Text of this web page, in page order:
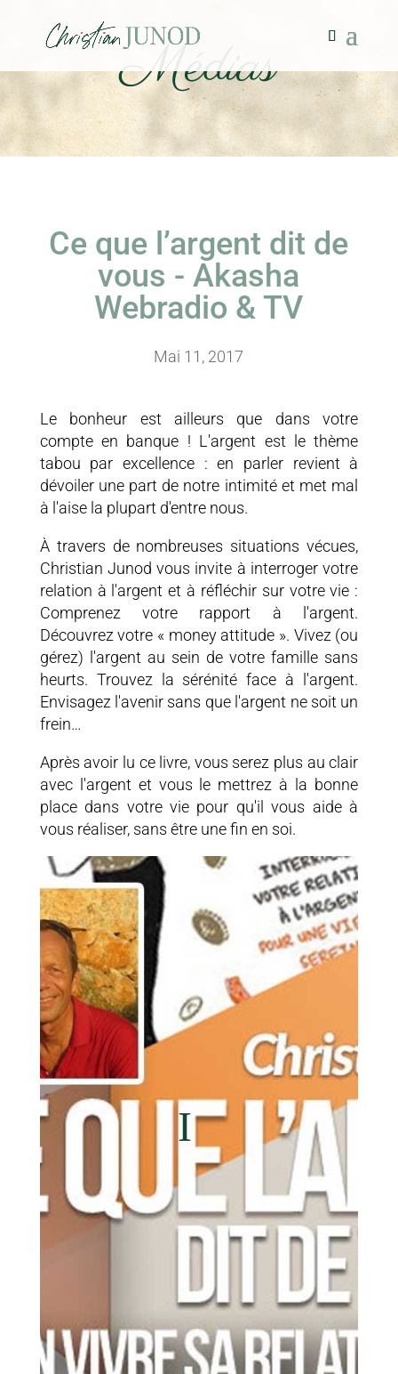
Médias
Ce que l’argent dit de
vous - Akasha
Webradio & TV
Mai 11, 2017
Le bonheur est ailleurs que dans votre
compte en banque ! L'argent est le thème
tabou par excellence : en parler revient à
dévoiler une part de notre intimité et met mal
à l'aise la plupart d'entre nous.
À travers de nombreuses situations vécues,
Christian Junod vous invite à interroger votre
relation à l'argent et à réfléchir sur votre vie :
Comprenez votre rapport à l'argent.
Découvrez votre « money attitude ». Vivez (ou
gérez) l'argent au sein de votre famille sans
heurts. Trouvez la sérénité face à l'argent.
Envisagez l'avenir sans que l'argent ne soit un
frein…
Après avoir lu ce livre, vous serez plus au clair
avec l'argent et vous le mettrez à la bonne
place dans votre vie pour qu'il vous aide à
vous réaliser, sans être une fin en soi.